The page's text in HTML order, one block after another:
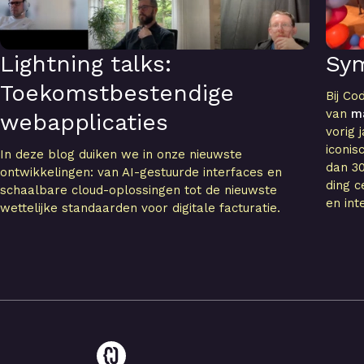
Lightning talks:
Toekomstbestendige
webapplicaties
In deze blog duiken we in onze nieuwste
ontwikkelingen: van AI-gestuurde interfaces en
schaalbare cloud-oplossingen tot de nieuwste
wettelijke standaarden voor digitale facturatie.
Bij
van
vorig
dan
ding
en